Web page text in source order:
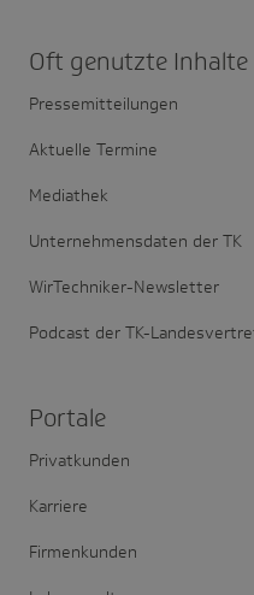
Oft genutzte Inhalte
Pressemitteilungen
Aktuelle Termine
Mediathek
Unternehmensdaten der TK
WirTechniker-Newsletter
Podcast der TK-
Portale
Privatkunden
Karriere
Firmenkunden